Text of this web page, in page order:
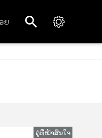
ຍ
ຄູ່ທີ່ໜ້າສົນໃຈ